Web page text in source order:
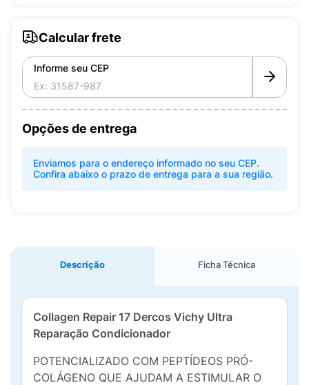
Calcular frete
Informe seu CEP
Opções de entrega
Enviamos para o endereço informado no seu CEP.
Confira abaixo o prazo de entrega para a sua região.
Descrição Ficha Técnica
Collagen Repair 17 Dercos Vichy Ultra
Reparação Condicionador
POTENCIALIZADO COM PEPTÍDEOS PRÓ-
COLÁGENO QUE AJUDAM A ESTIMULAR O